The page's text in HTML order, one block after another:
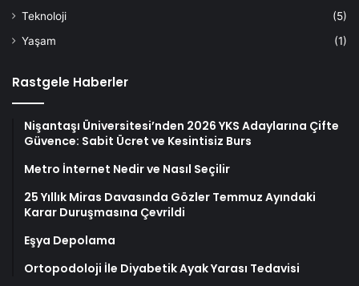
Teknoloji
(5)
Yaşam
(1)
Rastgele Haberler
Nişantaşı Üniversitesi’nden 2026 YKS Adaylarına Çifte
Güvence: Sabit Ücret ve Kesintisiz Burs
Metro İnternet Nedir ve Nasıl Seçilir
25 Yıllık Miras Davasında Gözler Temmuz Ayındaki
Karar Duruşmasına Çevrildi
Eşya Depolama
Ortopodoloji İle Diyabetik Ayak Yarası Tedavisi